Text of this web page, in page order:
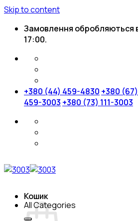
Skip to content
Замовлення обробляються
17:00.
+380 (44) 459-4830 +380
459-3003 +380 (73) 111-3003
Кошик
All Categories